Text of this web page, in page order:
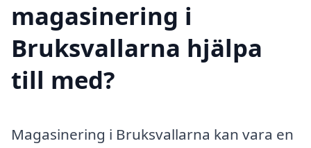
magasinering i
Bruksvallarna hjälpa
till med?
Magasinering i Bruksvallarna kan vara en